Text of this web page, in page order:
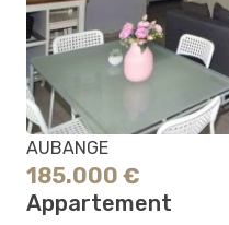
AUBANGE
185.000 €
Appartement